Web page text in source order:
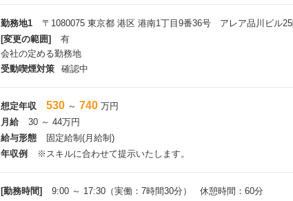
とができます。
④統合運用基盤システム
銀行システム共通の運用基盤（監視機能や仮想PC、ウイルス対策機
運用オペレータ向けのシステムのため、運用・保守経験／スキルを生
⑤外接系システム
外部接続に必要なセキュリティ対策技術や高負荷なシステムの制御
ど）
【プロジェクト体制】
当社プロパ－のリーダー(部課長、課長代理)が配属されており、業務上
きます。
勤務地1
〒1080075 東京都 港区 港南1丁目9番36号 アレア品川ビル
[変更の範囲]
有
会社の定める勤務地
受動喫煙対策
確認中
想定年収 530 ～ 740 万円
月給
30 ～ 44万円
給与形態
固定給制(月給制)
年収例
※スキルに合わせて提示いたします。
[勤務時間]
9:00 ～ 17:30（実働：7時間30分） 休憩時間：60分